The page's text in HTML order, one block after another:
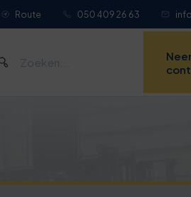
Route 050 409 26 63